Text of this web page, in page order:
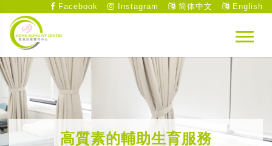
Facebook Instagram 简体中文 English
高質素的輔助生育服務